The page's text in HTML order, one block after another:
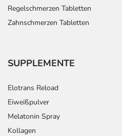
Regelschmerzen Tabletten
Zahnschmerzen Tabletten
SUPPLEMENTE
Elotrans Reload
Eiweißpulver
Melatonin Spray
Kollagen